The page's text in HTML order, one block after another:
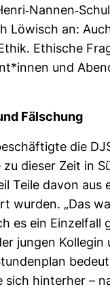
​Nannen-​
Löwisch an:
Ethi­sche
und
Fäl­schung
die
zu dieser Zeit in
Teile davon aus
wurden. „Das
es ein Ein­zel­fall
jungen Kol­legin
hin­terher –